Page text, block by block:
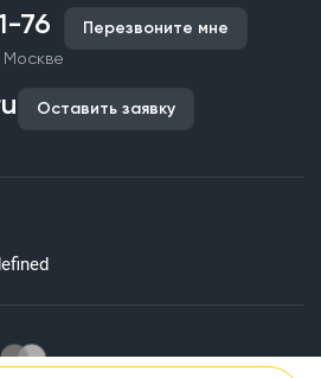
продукции
76
Москве
Перезвоните мне
Оставить заявку